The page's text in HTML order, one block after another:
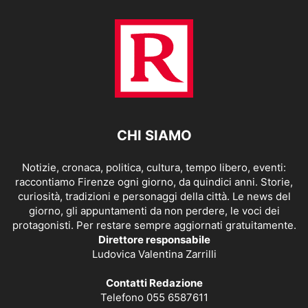
CHI SIAMO
Notizie, cronaca, politica, cultura, tempo libero, eventi:
raccontiamo Firenze ogni giorno, da quindici anni. Storie,
curiosità, tradizioni e personaggi della città. Le news del
giorno, gli appuntamenti da non perdere, le voci dei
protagonisti. Per restare sempre aggiornati gratuitamente.
Direttore responsabile
Ludovica Valentina Zarrilli
Contatti Redazione
Telefono 055 6587611